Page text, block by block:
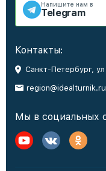
Напишите нам в
Telegram
Контакты:
Санкт-Петербург, ул
region@idealturnik.ru
Мы в социальных